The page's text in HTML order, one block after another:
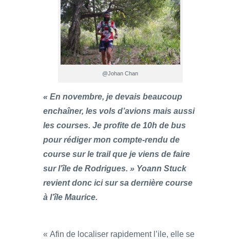
@Johan Chan
« En novembre, je devais beaucoup
enchaîner, les vols d’avions mais aussi
les courses. Je profite de 10h de bus
pour rédiger mon compte-rendu de
course sur le trail que je viens de faire
sur l’île de Rodrigues. » Yoann Stuck
revient donc ici sur sa dernière course
à l’île Maurice.
« Afin de localiser rapidement l’ile, elle se